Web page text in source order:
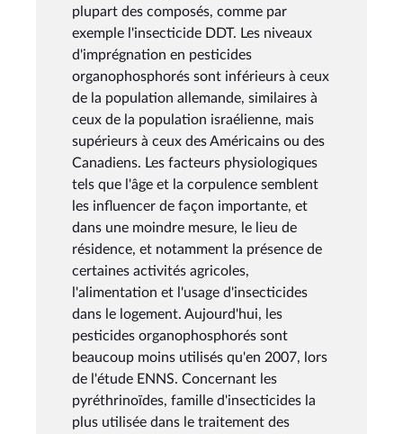
plupart des composés, comme par
exemple l'insecticide DDT. Les niveaux
d'imprégnation en pesticides
organophosphorés sont inférieurs à ceux
de la population allemande, similaires à
ceux de la population israélienne, mais
supérieurs à ceux des Américains ou des
Canadiens. Les facteurs physiologiques
tels que l'âge et la corpulence semblent
les influencer de façon importante, et
dans une moindre mesure, le lieu de
résidence, et notamment la présence de
certaines activités agricoles,
l'alimentation et l'usage d'insecticides
dans le logement. Aujourd'hui, les
pesticides organophosphorés sont
beaucoup moins utilisés qu'en 2007, lors
de l'étude ENNS. Concernant les
pyréthrinoïdes, famille d'insecticides la
plus utilisée dans le traitement des